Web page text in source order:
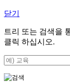
닫기
트리 또는 검색을
클릭 하십시오.